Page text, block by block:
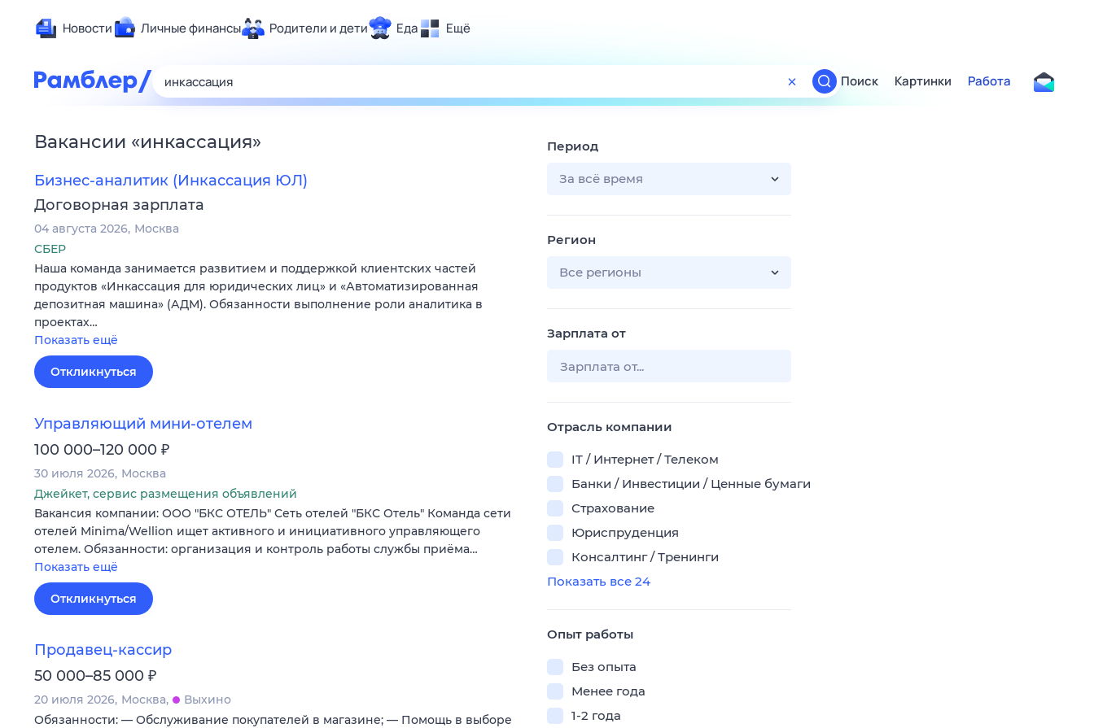
Новости Личные финансы Родители и дети Еда Ещё
Развлечения и отдых
Карьера
Сберегаем вместе
Гороскопы
Поиск
ТВ-программа
Поиск Картинки Работа
Вакансии «инкассация»
Бизнес-аналитик (Инкассация ЮЛ)
Договорная зарплата
04 августа 2026 Москва
СБЕР
Наша команда занимается развитием и поддержкой клиентских частей
продуктов «Инкассация для юридических лиц» и «Автоматизированная
депозитная машина» (АДМ). Обязанности выполнение роли аналитика в
проектах…
Показать ещё
Откликнуться
Управляющий мини-отелем
100 000–120 000 ₽
30 июля 2026 Москва
Джейкет, сервис размещения объявлений
Вакансия компании: ООО "БКС ОТЕЛЬ" Сеть отелей "БКС Отель" Команда сети
отелей Minima/Wellion ищет активного и инициативного управляющего
отелем. Обязанности: организация и контроль работы службы приёма…
Показать ещё
Откликнуться
Продавец-кассир
50 000–85 000 ₽
20 июля 2026 Москва
Выхино
Обязанности: — Обслуживание покупателей в магазине; — Помощь в выборе
Период
За всё время
Регион
Все регионы
Зарплата от
Отрасль компании
IT / Интернет / Телеком
Банки / Инвестиции / Ценные бумаги
Страхование
Юриспруденция
Консалтинг / Тренинги
Показать все 24
Опыт работы
Без опыта
Менее года
1-2 года